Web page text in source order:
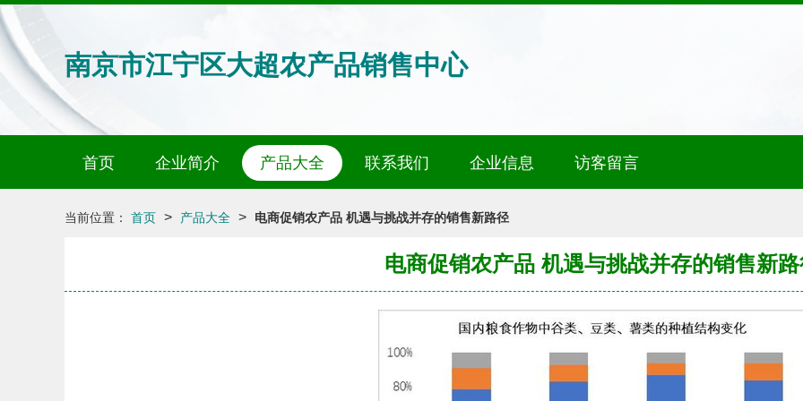
南京市江宁区大超农产品销售中心
首页 企业简介 产品大全 联系我们 企业信息 访客留言
当前位置： 首页 > 产品大全 > 电商促销农产品 机遇与挑战并存的销售新路径
电商促销农产品 机遇与挑战并存的销售新